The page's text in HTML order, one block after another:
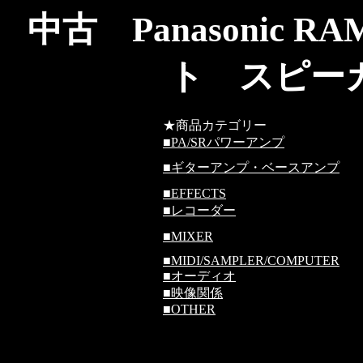
中古 Panasonic
ト スピー
★商品カテゴリー
■PA/SRパワーアンプ
■ギターアンプ・ベースアンプ
■EFFECTS
■レコーダー
■MIXER
■MIDI/SAMPLER/COMPUTER
■オーディオ
■映像関係
■OTHER